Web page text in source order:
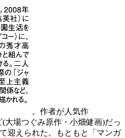
。作者が人気作
(大場つぐみ原作・小畑健画)だっ
迎えられた。もともと「マンガ